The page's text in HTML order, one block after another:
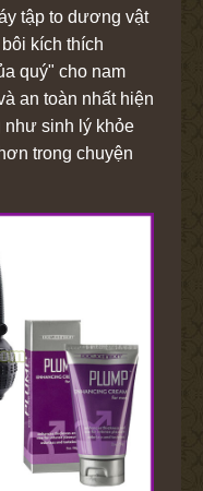
tập to dương vật
kích thích
quý" cho nam
an toàn nhất hiện
như sinh lý khỏe
trong chuyện